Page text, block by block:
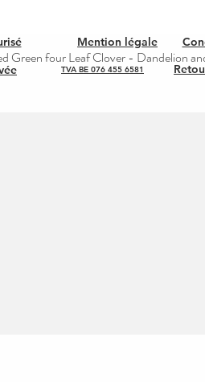
Green four Leaf Clover - Dandelion
Mention légale
TVA BE 076 455 6581